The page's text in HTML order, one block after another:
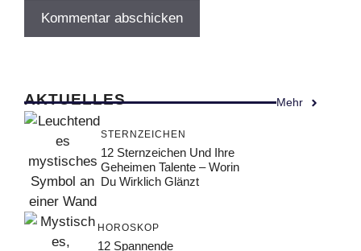
AKTUELLES Mehr
STERNZEICHEN
12 Sternzeichen Und Ihre
Geheimen Talente – Worin
Du Wirklich Glänzt
HOROSKOP
12 Spannende